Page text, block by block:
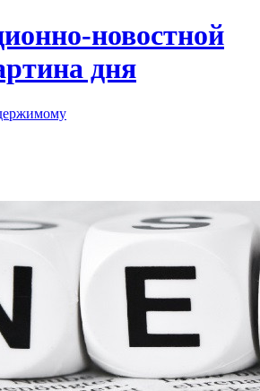
новостной
дня